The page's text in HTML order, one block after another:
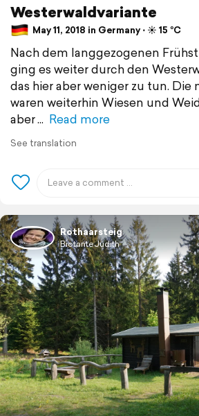
Westerwaldvariante
May 11, 2018 in Germany ⋅ ☀️ 15 °C
Nach dem langgezogenen
ging es weiter durch den
das hier aber weniger zu tun. Die
waren weiterhin Wiesen und
aber
Read more
See translation
Rothaarsteig
BiotanteJudith